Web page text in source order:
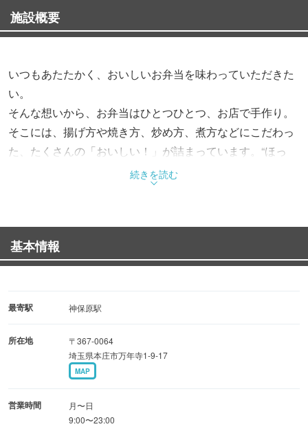
施設概要
いつもあたたかく、おいしいお弁当を味わっていただきた
い。
そんな想いから、お弁当はひとつひとつ、お店で手作り。
そこには、揚げ方や焼き方、炒め方、煮方などにこだわっ
た、たくさんの「おいしい！」が詰まっています。“ほっ
と”できるお弁当で、“もっと”お客様を笑顔にする。これか
らも、そんなお弁当をお届けします。
続きを読む
基本情報
最寄駅 神保原駅
所在地
〒367-0064
埼玉県本庄市万年寺1-9-17
MAP
営業時間
月〜日
9:00〜23:00